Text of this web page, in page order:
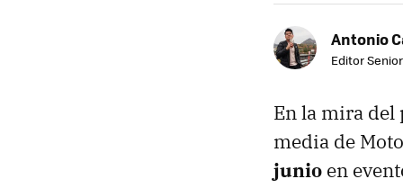
Antonio
Editor Senior
En la mira
media de
junio en